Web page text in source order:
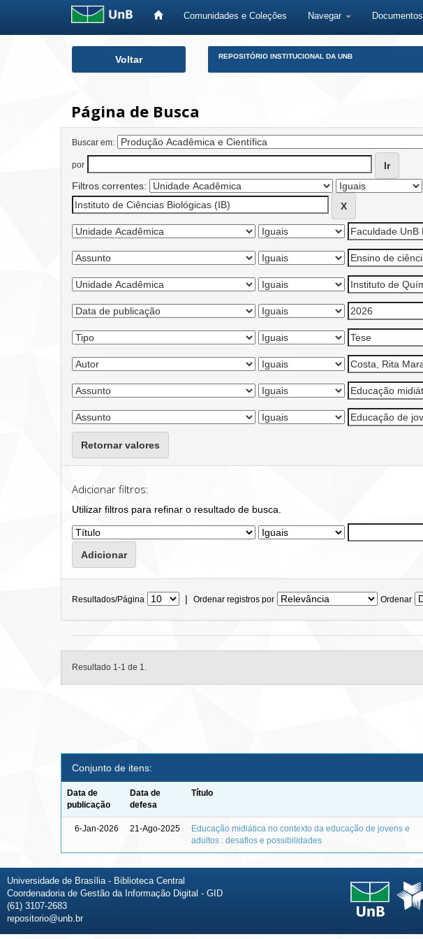
Comunidades e Coleções Navegar Documentos
Voltar REPOSITÓRIO INSTITUCIONAL DA UNB
Página de Busca
Buscar em:
por
Filtros correntes:
Retornar valores
Adicionar filtros:
Utilizar filtros para refinar o resultado de busca.
Resultados/Página | Ordenar registros por Ordenar
Resultado 1-1 de 1.
Conjunto de itens:
Data de
publicação
Data de
defesa
Título
6-Jan-2026 21-Ago-2025
Educação midiática no contexto da educação de jovens e
adultos : desafios e possibilidades
Universidade de Brasília - Biblioteca Central
Coordenadoria de Gestão da Informação Digital - GID
(61) 3107-2683
repositorio@unb.br